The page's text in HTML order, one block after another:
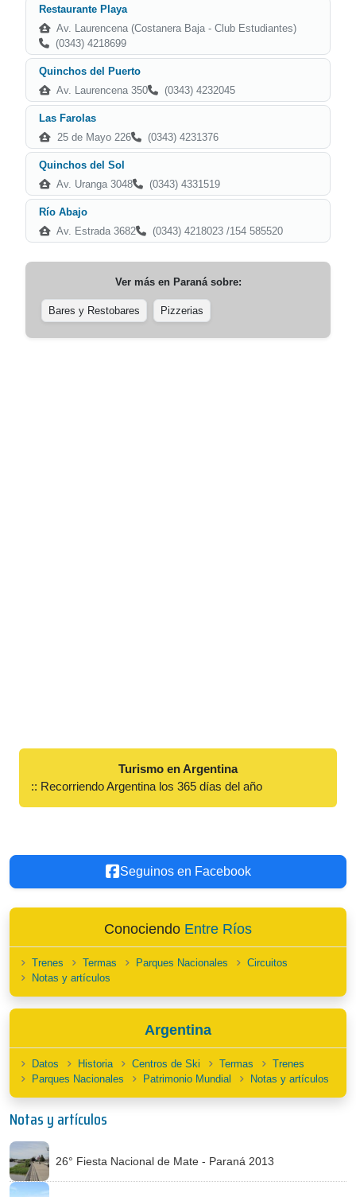
Restaurante Playa
Av. Laurencena (Costanera Baja - Club Estudiantes)
(0343) 4218699
Quinchos del Puerto
Av. Laurencena 350
(0343) 4232045
Las Farolas
25 de Mayo 226
(0343) 4231376
Quinchos del Sol
Av. Uranga 3048
(0343) 4331519
Río Abajo
Av. Estrada 3682
(0343) 4218023 /154 585520
Ver más en Paranásobre:
Bares y Restobares Pizzerias
Turismo en Argentina
:: Recorriendo Argentina los 365 días del año
Seguinos en Facebook
Conociendo Entre Ríos
Trenes Termas Parques Nacionales
Circuitos
Notas y artículos
Argentina
Datos Historia Centros de Ski Termas
Trenes
Parques Nacionales
Patrimonio Mundial Notas y artículos
Notas y artículos
26° Fiesta Nacional de Mate - Paraná 2013